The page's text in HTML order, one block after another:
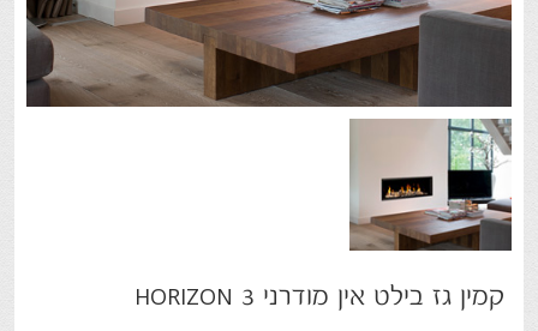
קמין גז בילט אין מודרני HORIZON 3